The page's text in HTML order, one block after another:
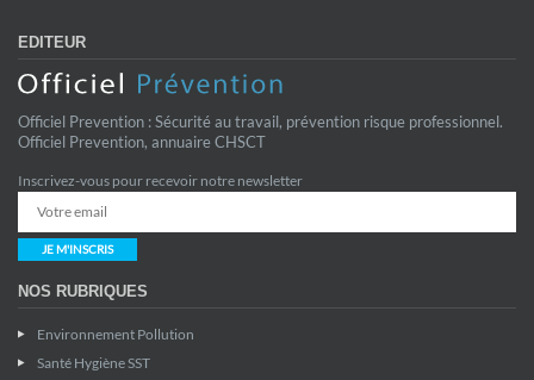
EDITEUR
Officiel Prevention : Sécurité au travail, prévention risque professionnel.
Officiel Prevention, annuaire CHSCT
Inscrivez-vous pour recevoir notre newsletter
JE M'INSCRIS
NOS RUBRIQUES
Environnement Pollution
Santé Hygiène SST